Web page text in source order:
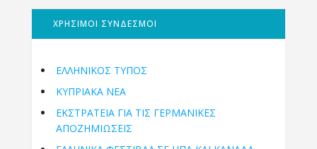
ΧΡΗΣΙΜΟΙ ΣΥΝΔΕΣΜΟΙ
ΕΛΛΗΝΙΚΟΣ ΤΥΠΟΣ
ΚΥΠΡΙΑΚΑ ΝΕΑ
ΕΚΣΤΡΑΤΕΙΑ ΓΙΑ ΤΙΣ ΓΕΡΜΑΝΙΚΕΣ
ΑΠΟΖΗΜΙΩΣΕΙΣ